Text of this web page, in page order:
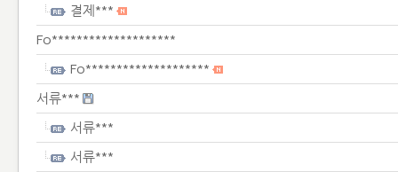
결제***
Fo********************
Fo********************
서류***
서류***
서류***